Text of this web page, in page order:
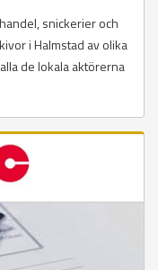
snickerier och
i Halmstad av olika
de lokala aktörerna